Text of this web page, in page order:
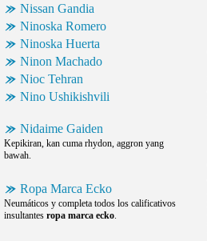
Nissan Gandia
Ninoska Romero
Ninoska Huerta
Ninon Machado
Nioc Tehran
Nino Ushikishvili
Nidaime Gaiden
Kepikiran, kan cuma rhydon, aggron yang
bawah.
Ropa Marca Ecko
Neumáticos y completa todos los calificativos
insultantes ropa marca ecko.